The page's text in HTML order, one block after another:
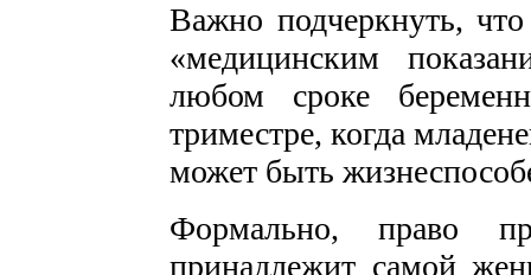
Важно подчеркнуть,
«медицинским
любом сроке
триместре, когда
может быть
Формально, право
принадлежит самой